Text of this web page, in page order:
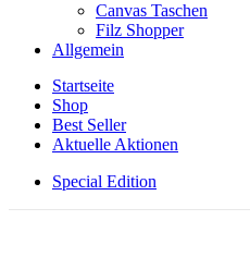
Canvas Taschen
Filz Shopper
Allgemein
Startseite
Shop
Best Seller
Aktuelle Aktionen
Special Edition